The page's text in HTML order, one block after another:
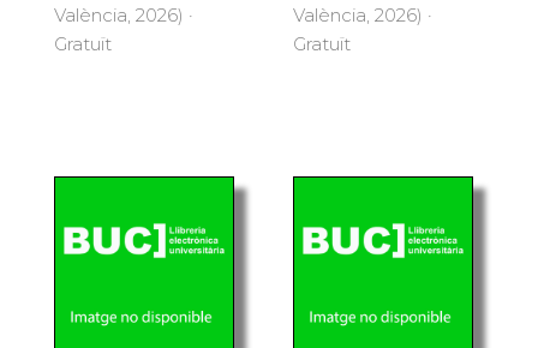
València, 2026) ·
Gratuït
València, 2026) ·
Gratuït